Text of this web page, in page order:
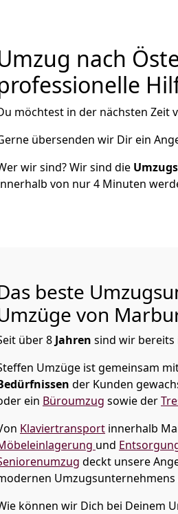
nach
möchtest in der nächsten Zeit
übersenden wir Dir ein
wir sind? Wir sind die
von nur4 Minuten
beste
von
über8 Jahren sind wir bereits
Umzüge ist gemeinsam
der Kunden
ein Büroumzug sowie der
Klaviertransport innerhalb
und
deckt unsere
Umzugsunternehmens
können wir Dich bei Deinem